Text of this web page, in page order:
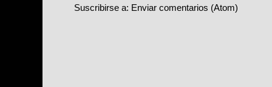
Suscribirse a: Enviar comentarios (Atom)